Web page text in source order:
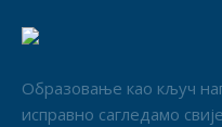
Образовање као кључ
исправно сагледамо